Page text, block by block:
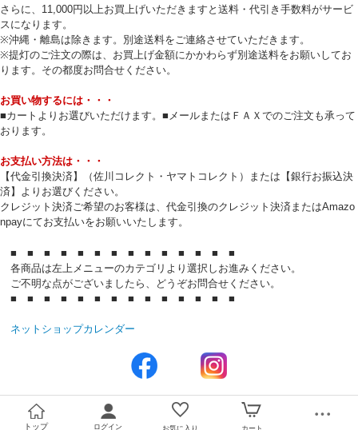
さらに、11,000円以上お買上げいただきますと送料・代引き手数料がサービ
スになります。
※沖縄・離島は除きます。別途送料をご連絡させていただきます。
※提灯のご注文の際は、お買上げ金額にかかわらず別途送料をお願いしてお
ります。その都度お問合せください。
お買い物するには・・・
■カートよりお選びいただけます。■メールまたはＦＡＸでのご注文も承って
おります。
お支払い方法は・・・
【代金引換決済】（佐川コレクト・ヤマトコレクト）または【銀行お振込決
済】よりお選びください。
クレジット決済ご希望のお客様は、代金引換のクレジット決済またはAmazo
npayにてお支払いをお願いいたします。
■ ■ ■ ■ ■ ■ ■ ■ ■ ■ ■ ■ ■ ■
各商品は左上メニューのカテゴリより選択しお進みください。
ご不明な点がございましたら、どうぞお問合せください。
■ ■ ■ ■ ■ ■ ■ ■ ■ ■ ■ ■ ■ ■
ネットショップカレンダー
トップ ログイン お気に入り カート